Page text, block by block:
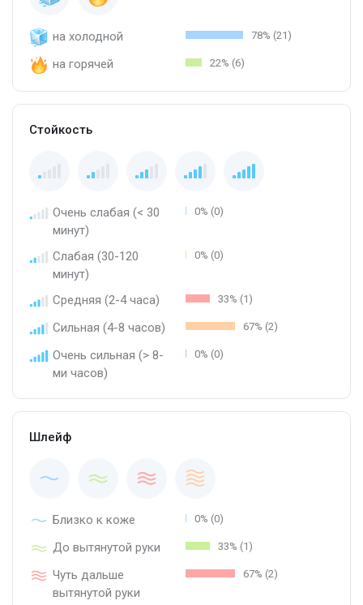
на холодной 78% (21)
на горячей 22% (6)
Стойкость
Очень слабая (< 30
минут)
0% (0)
Слабая (30-120
минут)
0% (0)
Средняя (2-4 часа) 33% (1)
Сильная (4-8 часов) 67% (2)
Очень сильная (> 8-
ми часов)
0% (0)
Шлейф
Близко к коже 0% (0)
До вытянутой руки 33% (1)
Чуть дальше
вытянутой руки
67% (2)